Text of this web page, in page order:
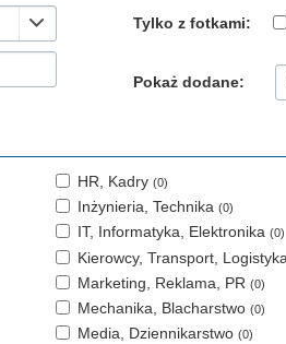
Tylko z fotkami:
Pokaż dodane:
HR, Kadry(0)
Inżynieria, Technika(0)
IT, Informatyka, Elektronika(0)
Kierowcy, Transport,
Marketing, Reklama, PR(0)
Mechanika, Blacharstwo(0)
Media, Dziennikarstwo(0)